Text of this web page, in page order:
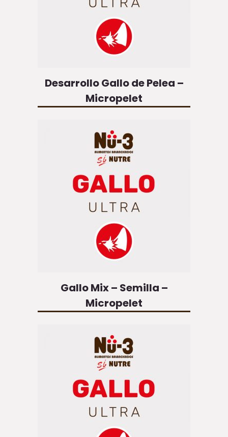
Desarrollo Gallo de Pelea –
Micropelet
Gallo Mix – Semilla –
Micropelet